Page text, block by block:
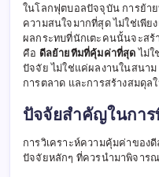
ในโลกฟุตบอลปัจจุบัน การย้า
ความสนใจมากที่สุด ไม่ใช่เพีย
ผลกระทบที่นักเตะคนนั้นจะสร้
คือ ดีลย้ายทีมที่คุ้มค่าที่สุดไม่ใ
ปัจจัย ไม่ใช่แค่ผลงานในสนาม
การตลาด และการสร้างสมดุล
ปัจจัยสำคัญในกา
การวิเคราะห์ความคุ้มค่าของ
ปัจจัยหลักๆ ที่ควรนำมาพิจาร